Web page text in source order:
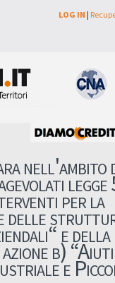
LOG IN |
nell'ambito
per la
delle
e
b)
e